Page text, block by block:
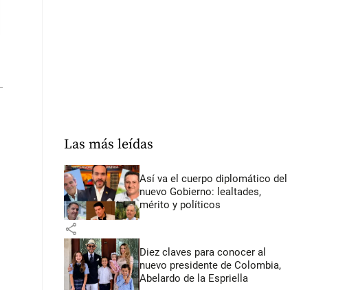
Las más leídas
Así va el cuerpo diplomático del
nuevo Gobierno: lealtades,
mérito y políticos
share
Diez claves para conocer al
nuevo presidente de Colombia,
Abelardo de la Espriella